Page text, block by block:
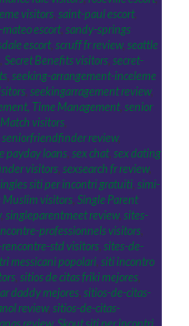
visitors, saint-paul escort,
mateo escort, sandy-springs
escort, scruff fr review, seattle
, Secret Benefits visitors, secret-
, seeking-arrangement-inceleme
, seekingarragement review,
Time Management, senior
visitors,
seniorfriendfinder review,
payday loans, sex chat, sex dating
visitors, sexsearch fr review,
siti per incontri gratuiti, simi-
Muslim visitors, Single Parent
, singleparentmeet review, sites-
professionnels visitors,
std visitors, sites-de-
messicani popolari, siti incontro
, sitios de citas friki mejores,
daddy mejores, sitios-de-citas-
review, sitios-de-citas-